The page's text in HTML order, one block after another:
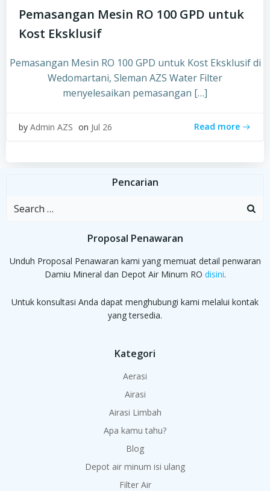
Pemasangan Mesin RO 100 GPD untuk
Kost Eksklusif
Pemasangan Mesin RO 100 GPD untuk Kost Eksklusif di
Wedomartani, Sleman AZS Water Filter
menyelesaikan pemasangan […]
by Admin AZS on Jul 26 Read more
Pencarian
Search
Proposal Penawaran
Unduh Proposal Penawaran kami yang memuat detail penwaran
Damiu Mineral dan Depot Air Minum RO disini.
Untuk konsultasi Anda dapat menghubungi kami melalui kontak
yang tersedia.
Kategori
Aerasi
Airasi
Airasi Limbah
Apa kamu tahu?
Blog
Depot air minum isi ulang
Filter Air